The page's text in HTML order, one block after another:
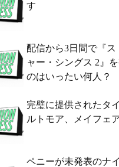
す
配信から3日間で『ス
ャー・シングス 2』
のはいったい何人？
完璧に提供されたタ
ルトモア、メイフェ
ペニーが未発表のナ